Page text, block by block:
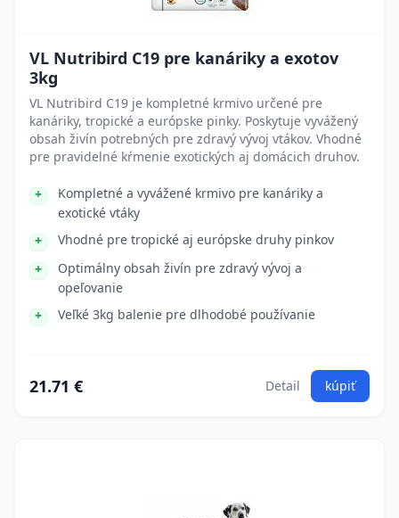
VL Nutribird C19 pre kanáriky a exotov
3kg
VL Nutribird C19 je kompletné krmivo určené pre
kanáriky, tropické a európske pinky. Poskytuje vyvážený
obsah živín potrebných pre zdravý vývoj vtákov. Vhodné
pre pravidelné kŕmenie exotických aj domácich druhov.
Kompletné a vyvážené krmivo pre kanáriky a
exotické vtáky
Vhodné pre tropické aj európske druhy pinkov
Optimálny obsah živín pre zdravý vývoj a
opeľovanie
Veľké 3kg balenie pre dlhodobé používanie
21.71 € Detail kúpiť